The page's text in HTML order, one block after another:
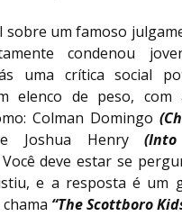
sobre um famoso
condenou
uma crítica social
elenco de peso, com
Colman Domingo
Joshua Henry
Você deve estar se
e a resposta é um
“The Scottboro